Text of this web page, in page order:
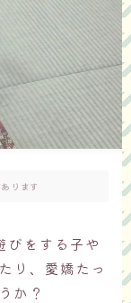
ります
びをする子や
り、愛嬌たっ
か？